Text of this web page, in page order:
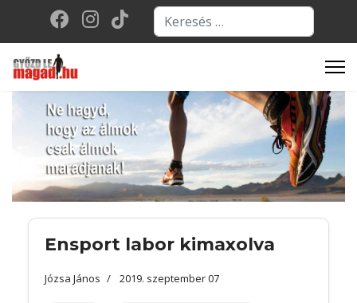
Keresés...
Type 2 or more
Ensport labor kimaxolva
Józsa János 2019. szeptember 07